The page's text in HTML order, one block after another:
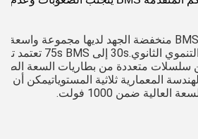
ضمن 1000 فولت.